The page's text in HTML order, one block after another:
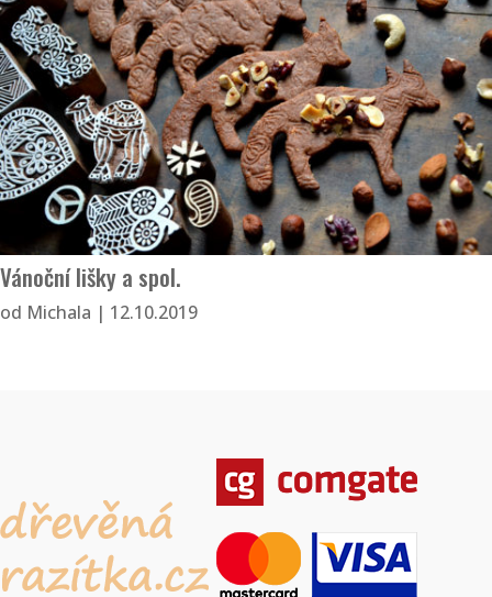
Vánoční lišky a spol.
od Michala | 12.10.2019